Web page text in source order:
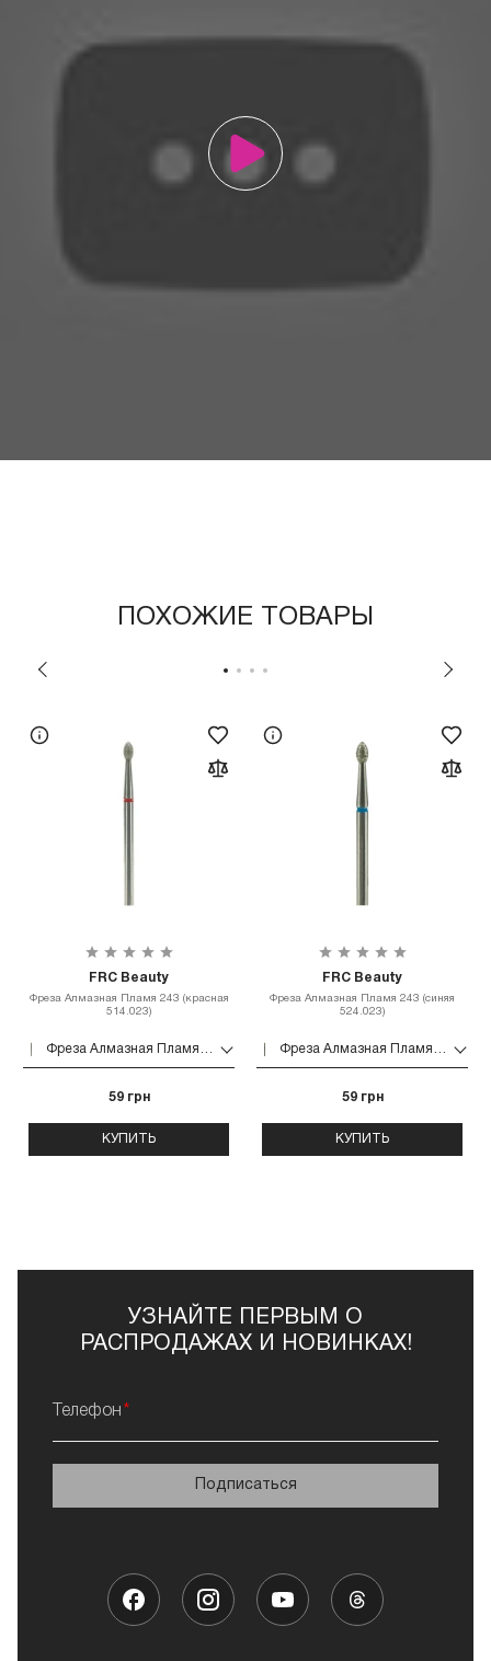
ПОХОЖИЕ ТОВАРЫ
FRC Beauty
Фреза Алмазная Пламя 243 (красная
514.023)
Фреза Алмазная Пламя 243 (красная 514.023)
59 грн
КУПИТЬ
FRC Beauty
Фреза Алмазная Пламя 243 (синяя
524.023)
Фреза Алмазная Пламя 243 (синяя 524.023)
59 грн
КУПИТЬ
УЗНАЙТЕ ПЕРВЫМ О
РАСПРОДАЖАХ И НОВИНКАХ!
Телефон
Подписаться